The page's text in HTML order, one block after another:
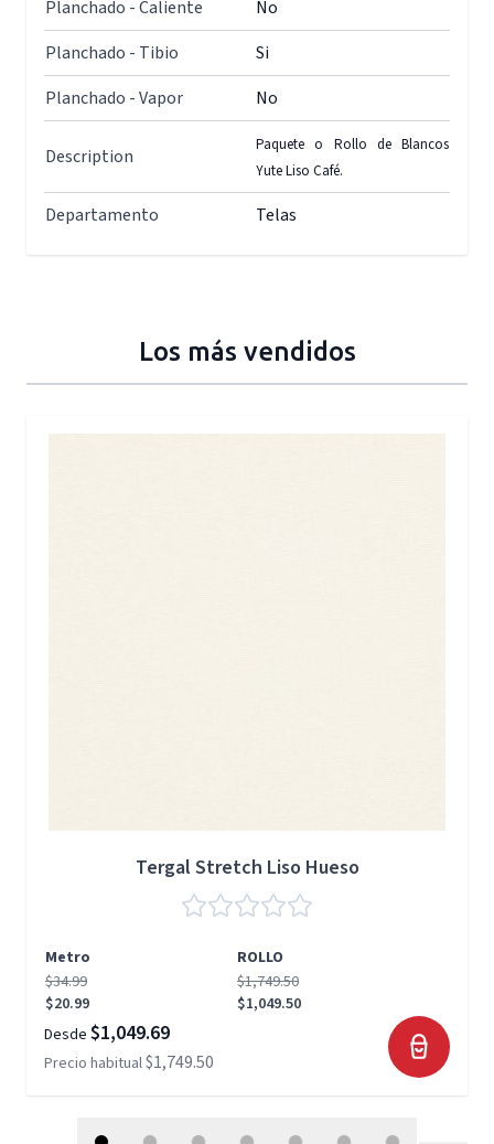
Planchado - Caliente
No
Planchado - Tibio
Si
Planchado - Vapor
No
Description
Paquete o Rollo de Blancos
Yute Liso Café.
Departamento Telas
Los más vendidos
Tergal Stretch Liso Hueso
Metro
ROLLO
$34.99
$20.99
$1,749.50
$1,049.50
Desde $1,049.69
Precio habitual$1,749.50